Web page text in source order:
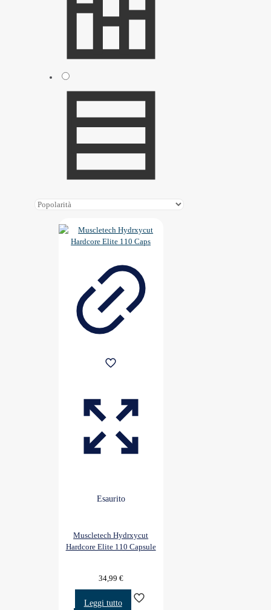
Esaurito
Muscletech Hydrxycut
Hardcore Elite 110 Capsule
34,99 €
Leggi tutto